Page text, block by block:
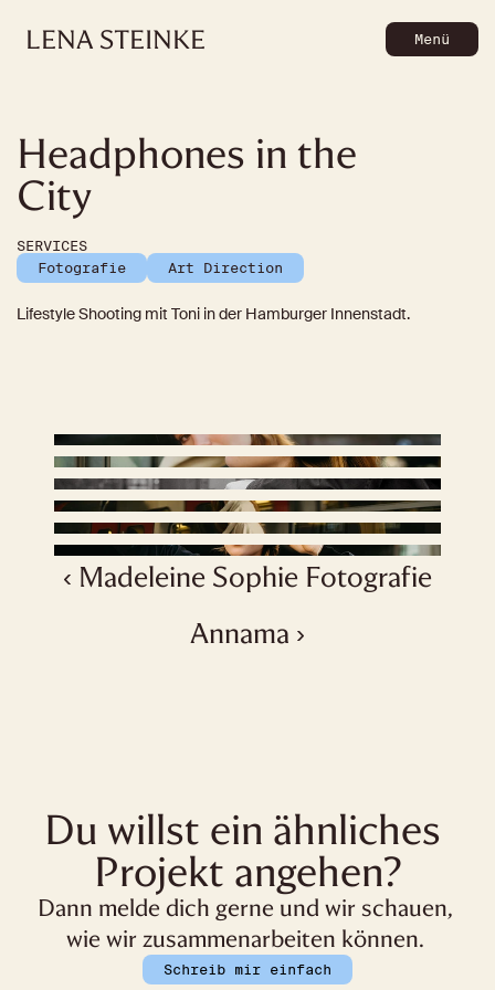
SERVICES
Fotografie
Art Direction
Lifestyle Shooting mit Toni in der Hamburger Innenstadt.
Headphones in the
City
‹ Madeleine Sophie Fotografie
Annama ›
Du willst ein ähnliches
Projekt angehen?
Dann melde dich gerne und wir schauen,
wie wir zusammenarbeiten können.
Schreib mir einfach
LENA STEINKE Menü